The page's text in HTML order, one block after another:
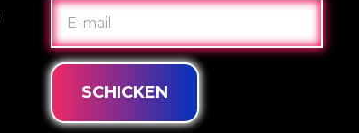
E-
MAIL
SCHICKEN